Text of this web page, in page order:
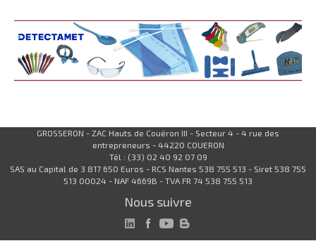
GROSSERON - ZAC Hauts de Couëron III - Secteur 4 - 4 rue des
entrepreneurs - 44220 COUERON
Tél : (33) 02 40 92 07 09
SAS au Capital de 3 817 650 Euros - RCS Nantes 538 755 513 - Siret 538 755
513 00024 - NAF 4669B - TVA FR 74 538 755 513
Nous suivre